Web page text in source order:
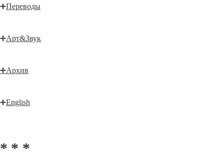
➕Переводы
➕Арт&Звук
➕Архив
➕English
* * *